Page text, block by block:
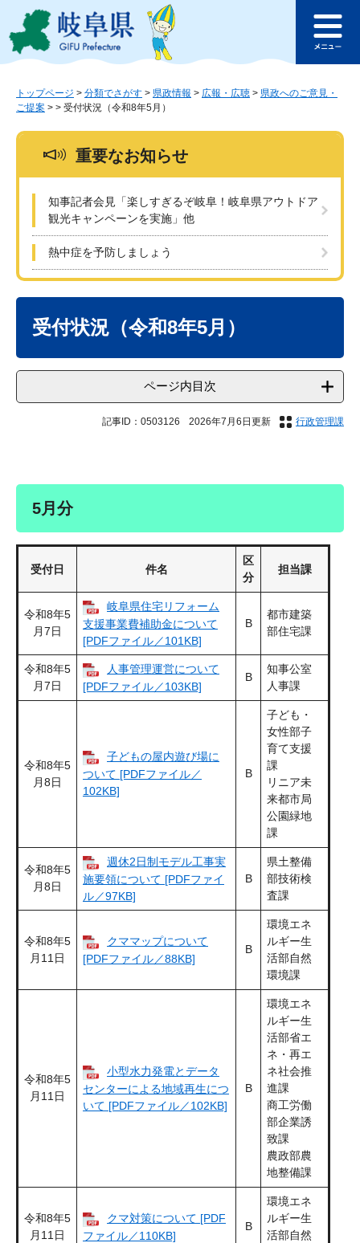
ジ
ュ
このページの本文へ
ュ
トップページ > 分類でさがす > 県政情報 > 広報・広聴 > 県政へのご意見・
ご提案 > > 受付状況（令和8年5月）
重要なお知らせ
知事記者会見「楽しすぎるぞ岐阜！岐阜県アウトドア
観光キャンペーンを実施」他
熱中症を予防しましょう
受付状況（令和8年5月）
ページ内目次
記事ID：0503126 2026年7月6日更新 行政管理課
5月分
受付日 件名
区
分
担当課
令和8年5
月7日
岐阜県住宅リフォーム
支援事業費補助金について
[PDFファイル／101KB]
B
都市建築
部住宅課
令和8年5
月7日
人事管理運営について
[PDFファイル／103KB]
B
知事公室
人事課
令和8年5
月8日
子どもの屋内遊び場に
ついて [PDFファイル／
102KB]
B
子ども・
女性部子
育て支援
課
リニア未
来都市局
公園緑地
課
令和8年5
月8日
週休2日制モデル工事実
施要領について [PDFファイ
ル／97KB]
B
県土整備
部技術検
査課
令和8年5
月11日
クママップについて
[PDFファイル／88KB]
B
環境エネ
ルギー生
活部自然
環境課
令和8年5
月11日
小型水力発電とデータ
センターによる地域再生につ
いて [PDFファイル／102KB]
B
環境エネ
ルギー生
活部省エ
ネ・再エ
ネ社会推
進課
商工労働
部企業誘
致課
農政部農
地整備課
令和8年5
月11日
クマ対策について [PDF
ファイル／110KB]
B
環境エネ
ルギー生
活部自然